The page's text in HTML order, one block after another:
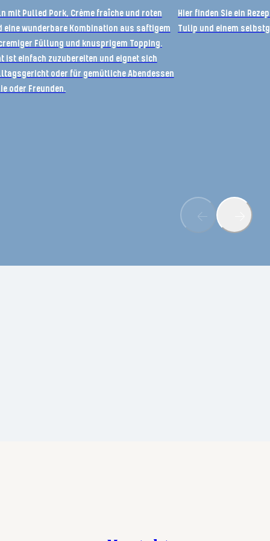
mit Pulled Pork, Crème fraîche und roten
eine wunderbare Kombination aus saftigem
Füllung und knusprigem Topping.
ist einfach zuzubereiten und eignet sich
oder für gemütliche Abendessen
oder Freunden.
Hier finden Sie ein
Tulip und einem